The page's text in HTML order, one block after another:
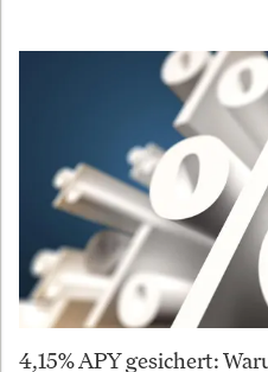
4,15% APY gesichert: